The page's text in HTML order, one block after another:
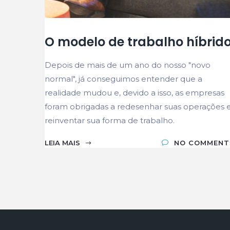
O modelo de trabalho
Depois de mais de um ano do nosso "novo
normal", já conseguimos entender que a
realidade mudou e, devido a isso, as empresas
foram obrigadas a redesenhar suas operações
reinventar sua forma de trabalho.
LEIA MAIS NO